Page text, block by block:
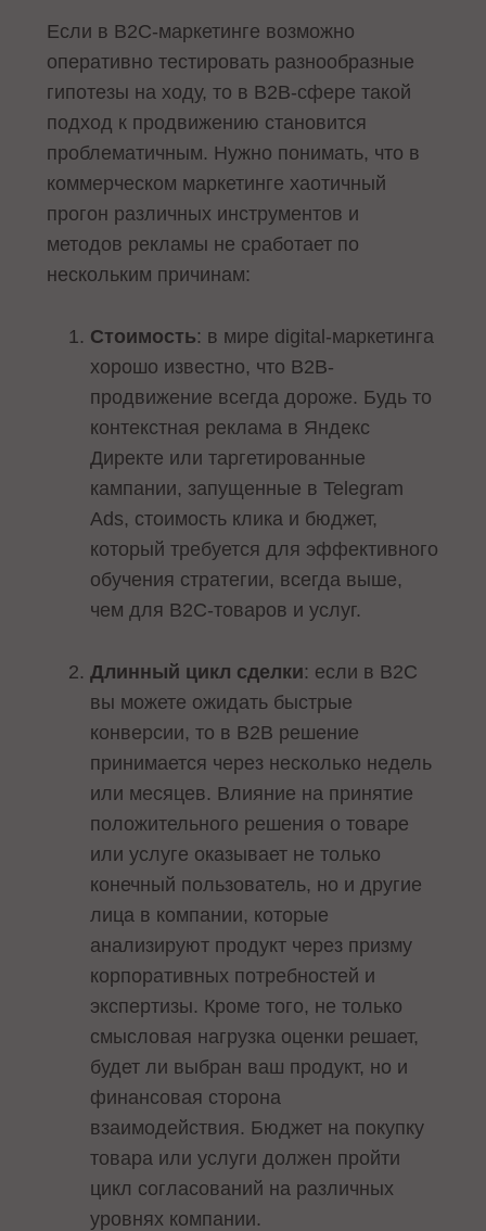
Если в B2C-маркетинге возможно
оперативно тестировать разнообразные
гипотезы на ходу, то в B2B-сфере такой
подход к продвижению становится
проблематичным. Нужно понимать, что в
коммерческом маркетинге хаотичный
прогон различных инструментов и
методов рекламы не сработает по
нескольким причинам:
Стоимость: в мире digital-маркетинга
хорошо известно, что B2B-
продвижение всегда дороже. Будь то
контекстная реклама в Яндекс
Директе или таргетированные
кампании, запущенные в Telegram
Ads, стоимость клика и бюджет,
который требуется для эффективного
обучения стратегии, всегда выше,
чем для B2C-товаров и услуг.
Длинный цикл сделки: если в B2C
вы можете ожидать быстрые
конверсии, то в B2B решение
принимается через несколько недель
или месяцев. Влияние на принятие
положительного решения о товаре
или услуге оказывает не только
конечный пользователь, но и другие
лица в компании, которые
анализируют продукт через призму
корпоративных потребностей и
экспертизы. Кроме того, не только
смысловая нагрузка оценки решает,
будет ли выбран ваш продукт, но и
финансовая сторона
взаимодействия. Бюджет на покупку
товара или услуги должен пройти
цикл согласований на различных
уровнях компании.